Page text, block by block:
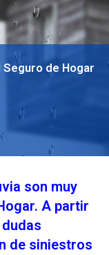
de Hogar
son muy
A partir
de siniestros